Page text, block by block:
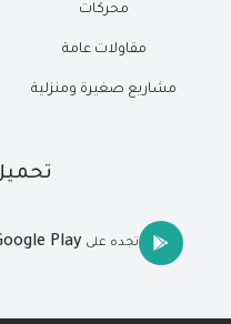
محركات
مقاولات عامة
مشاريع صغيرة ومنزلية
تجده على Play